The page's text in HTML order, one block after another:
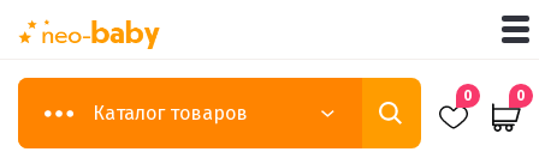
Каталог товаров
0 0